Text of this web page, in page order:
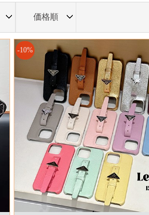
価格順
-10%